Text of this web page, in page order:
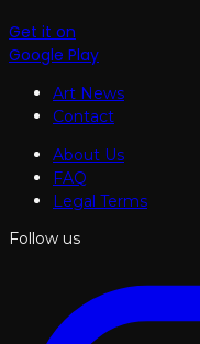
Get it on
Google Play
Art News
Contact
About Us
FAQ
Legal Terms
Follow us